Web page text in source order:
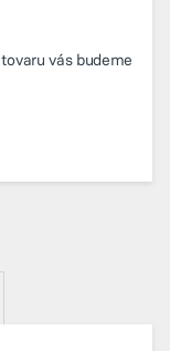
vás budeme